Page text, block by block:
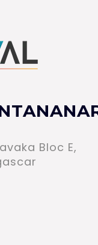
Bloc E,